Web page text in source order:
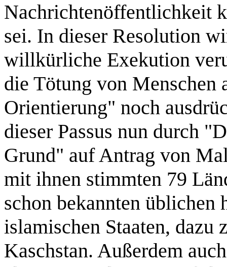
Nachrichtenöffentlichkeit
sei. In dieser Resolution
willkürliche Exekution
die Tötung von Menschen
Orientierung" noch
dieser Passus nun durch
Grund" auf Antrag von
mit ihnen stimmten 79
schon bekannten üblichen
islamischen Staaten, dazu
Kaschstan. Außerdem